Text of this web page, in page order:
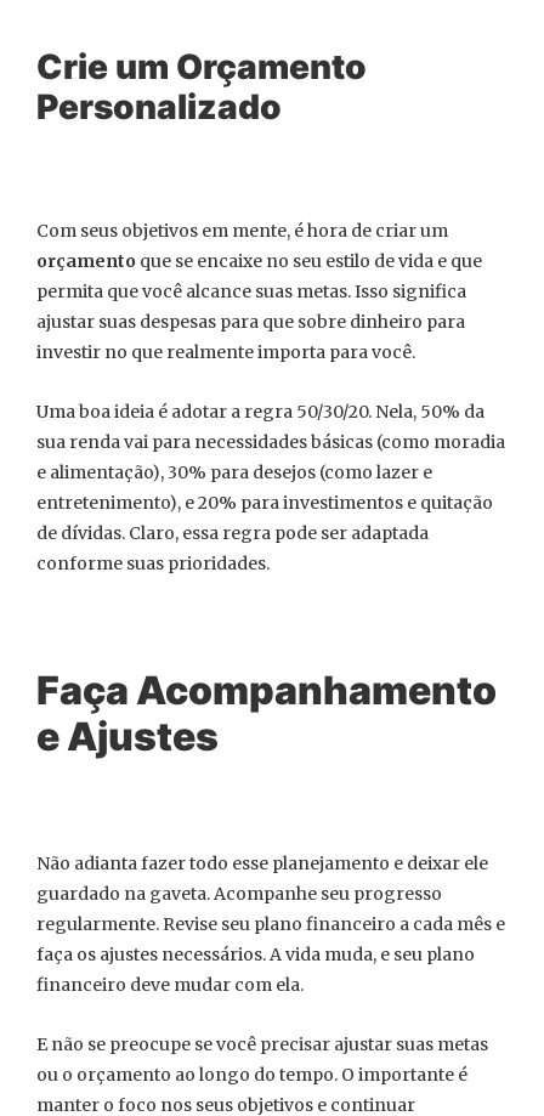
Crie um Orçamento
Personalizado
Com seus objetivos em mente, é hora de criar um
orçamento que se encaixe no seu estilo de vida e que
permita que você alcance suas metas. Isso significa
ajustar suas despesas para que sobre dinheiro para
investir no que realmente importa para você.
Uma boa ideia é adotar a regra 50/30/20. Nela, 50% da
sua renda vai para necessidades básicas (como moradia
e alimentação), 30% para desejos (como lazer e
entretenimento), e 20% para investimentos e quitação
de dívidas. Claro, essa regra pode ser adaptada
conforme suas prioridades.
Faça Acompanhamento
e Ajustes
Não adianta fazer todo esse planejamento e deixar ele
guardado na gaveta. Acompanhe seu progresso
regularmente. Revise seu plano financeiro a cada mês e
faça os ajustes necessários. A vida muda, e seu plano
financeiro deve mudar com ela.
E não se preocupe se você precisar ajustar suas metas
ou o orçamento ao longo do tempo. O importante é
manter o foco nos seus objetivos e continuar